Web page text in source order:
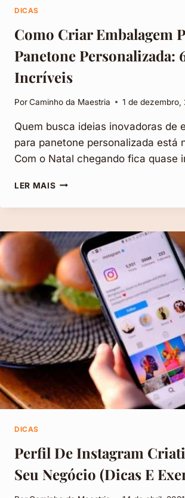
DICAS
Como Criar Embalagem
Panetone Personalizada:
Incríveis
PorCaminho da Maestria 1 de dezembro,
Quem busca ideias inovadoras de
para panetone personalizada está
Com o Natal chegando fica quase
LER MAISCOMO
EMBALAGEM
PANETONE
PERSONALIZADA:
6
DICAS
INCRÍVEIS
DICAS
Perfil De Instagram
Seu Negócio (Dicas E